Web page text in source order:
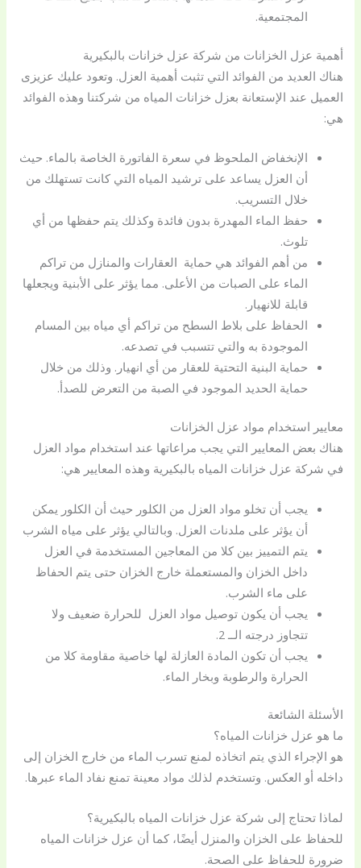
المجتمعية.
أهمية عزل الخزانات من شركة عزل خزانات بالبكيرية
هناك العديد من الفوائد التي تثبت أهمية العزل. وتعود عليك عزيزى
العميل عند الإستعانة بعزل خزانات المياه من شركتنا وهذه الفوائد
هي:
الإنخفاض الملحوظ في سعرة الفاتورة الخاصة بالماء. حيث
أن العزل يساعد على ترشيد المياه التي كانت تستهلك من
خلال التسريب.
حفظ الماء المهدرة بدون فائدة وكذلك يتم حفظها من أي
تلوث.
من أهم الفوائد هي حماية العقارات والمنازل من تراكم
الماء على الصبات من الأعلى. مما يؤثر على الأبنية ويجعلها
قابلة للانهيار.
الحفاظ على بلاط السطح من تراكم أي مياه بين المسام
الموجودة به والتي تتسبب في تصدعه.
حماية البنية التحتية للعقار من أي انهيار. وذلك من خلال
حماية الحديد الموجود في الصبة من التعرض للصدأ.
معايير استخدام مواد عزل الخزانات
هناك بعض المعايير التي يجب مراعاتها عند استخدام مواد العزل
في شركة عزل خزانات المياه بالبكيرية وهذه المعايير هي:
يجب أن تخلو مواد العزل من الكلور حيث أن الكلور يمكن
أن يؤثر على ملدنات العزل. وبالتالي يؤثر على مياه الشرب
يتم التمييز بين كلا من المعاجين المستخدمة في العزل
داخل الخزان والمستعملة خارج الخزان حتى يتم الحفاظ
على ماء الشرب.
يجب أن يكون توصيل مواد العزل للحرارة ضعيف ولا
تتجاوز درجته الــ 2.
يجب أن تكون المادة العازلة لها خاصية مقاومة كلا من
الحرارة والرطوبة وبخار الماء.
الأسئلة الشائعة
ما هو عزل خزانات المياه؟
هو الإجراء الذي يتم اتخاذه لمنع تسرب الماء من خارج الخزان إلى
داخله أو العكس. وتستخدم لذلك مواد معينة تمنع نفاد الماء عبرها.
لماذا تحتاج إلى شركة عزل خزانات المياه بالبكيرية؟
للحفاظ على الخزان والمنزل أيضًا، كما أن عزل خزانات المياه
ضرورة للحفاظ على الصحة.